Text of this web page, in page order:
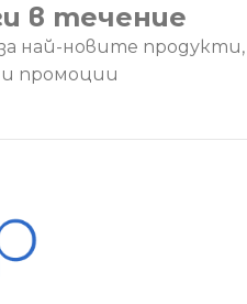
в течение
най-новите продукти,
промоции